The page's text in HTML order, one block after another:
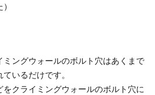
ングウォールのボルト穴はあくまで
いるだけです。
クライミングウォールのボルト穴に